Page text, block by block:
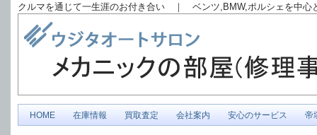
クルマを通じて一生涯のお付き合い ｜ ベンツ,BMW,ポルシェを中
HOME 在庫情報 買取査定 会社案内 安心のサービス 帝